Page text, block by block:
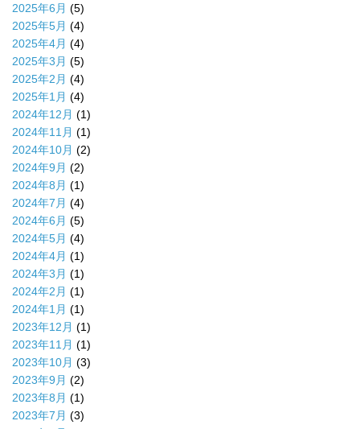
2025年6月 (5)
2025年5月 (4)
2025年4月 (4)
2025年3月 (5)
2025年2月 (4)
2025年1月 (4)
2024年12月 (1)
2024年11月 (1)
2024年10月 (2)
2024年9月 (2)
2024年8月 (1)
2024年7月 (4)
2024年6月 (5)
2024年5月 (4)
2024年4月 (1)
2024年3月 (1)
2024年2月 (1)
2024年1月 (1)
2023年12月 (1)
2023年11月 (1)
2023年10月 (3)
2023年9月 (2)
2023年8月 (1)
2023年7月 (3)